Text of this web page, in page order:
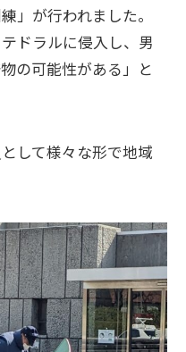
」が行われました。
ドラルに侵入し、男
の可能性がある」と
して様々な形で地域